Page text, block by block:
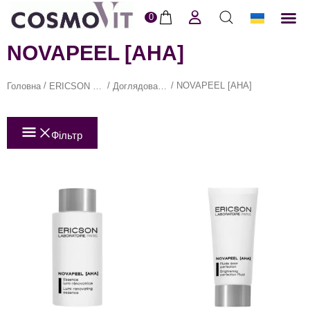
0
NOVAPEEL [AHA]
Головна / / / NOVAPEEL [AHA]
Фільтр